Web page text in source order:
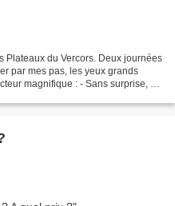
Plateaux du Vercors. Deux journées
par mes pas, les yeux grands
magnifique : - Sans surprise, ce